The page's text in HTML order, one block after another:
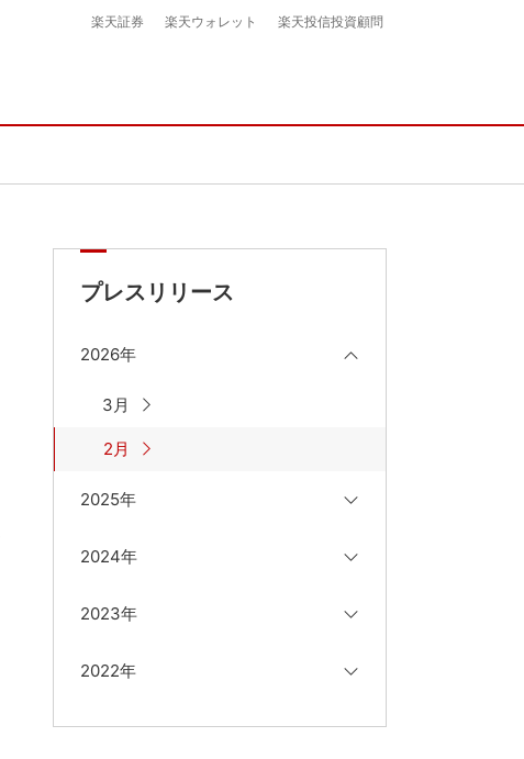
楽天証券 楽天ウォレット 楽天投信投資顧問
プレスリリース
2026年
3月
2月
2025年
2024年
2023年
2022年